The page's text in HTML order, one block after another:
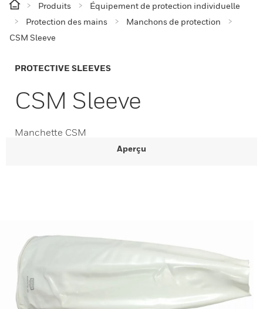
Produits
Équipement de protection individuelle
Protection des mains
Manchons de protection
CSM Sleeve
PROTECTIVE SLEEVES
CSM Sleeve
Manchette CSM
Aperçu